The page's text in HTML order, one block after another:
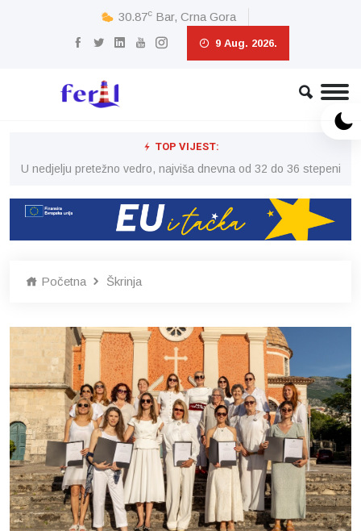
30.87c Bar, Crna Gora
9 Aug. 2026.
TOP VIJEST:
U nedjelju pretežno vedro, najviša dnevna od 32 do 36 stepeni
Početna Škrinja